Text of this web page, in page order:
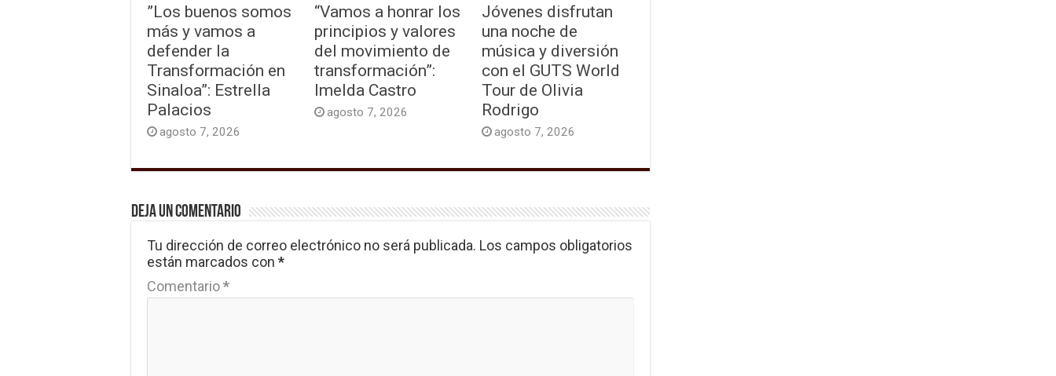
”Los buenos somos
más y vamos a
defender la
Transformación en
Sinaloa”: Estrella
Palacios
agosto 7, 2026
“Vamos a honrar los
principios y valores
del movimiento de
transformación”:
Imelda Castro
agosto 7, 2026
Jóvenes disfrutan
una noche de
música y diversión
con el GUTS World
Tour de Olivia
Rodrigo
agosto 7, 2026
Deja un comentario
Tu dirección de correo electrónico no será publicada. Los campos obligatorios
están marcados con *
Comentario*